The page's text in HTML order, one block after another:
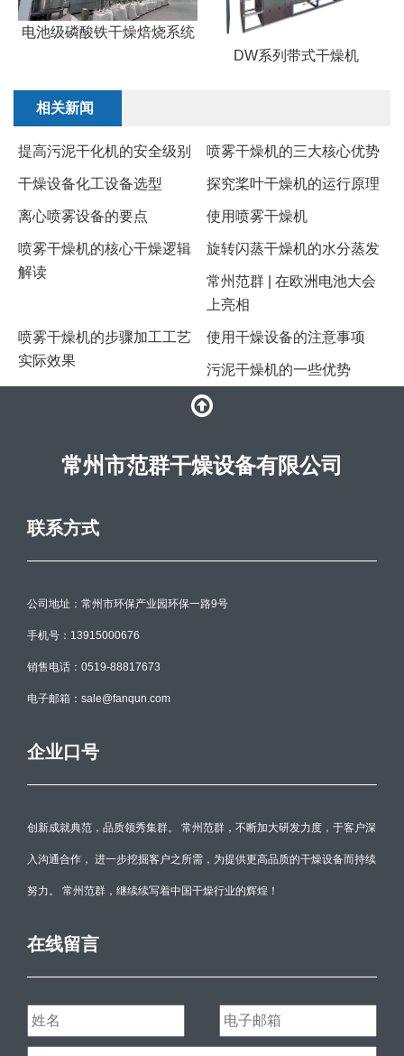
电池级磷酸铁干燥焙烧系统
DW系列带式干燥机
相关新闻
提高污泥干化机的安全级别 喷雾干燥机的三大核心优势
干燥设备化工设备选型 探究​桨叶干燥机的运行原理
离心喷雾设备的要点 使用喷雾干燥机
喷雾干燥机的核心干燥逻辑
解读
​旋转闪蒸干燥机的水分蒸发
常州范群 | 在欧洲电池大会
上亮相
​喷雾干燥机的步骤加工工艺
实际效果
使用干燥设备的注意事项
污泥干燥机的一些优势
常州市范群干燥设备有限公司
联系方式
公司地址：常州市环保产业园环保一路9号
手机号：13915000676
销售电话：0519-88817673
电子邮箱：sale@fanqun.com
企业口号
创新成就典范，品质领秀集群。 常州范群，不断加大研发力度，于客户深
入沟通合作， 进一步挖掘客户之所需，为提供更高品质的干燥设备而持续
努力。 常州范群，继续续写着中国干燥行业的辉煌！
在线留言